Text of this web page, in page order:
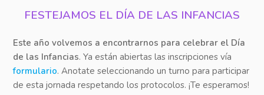
FESTEJAMOS EL DÍA DE LAS INFANCIAS
Este año volvemos a encontrarnos para celebrar el Día
de las Infancias. Ya están abiertas las inscripciones vía
formulario. Anotate seleccionando un turno para participar
de esta jornada respetando los protocolos. ¡Te esperamos!